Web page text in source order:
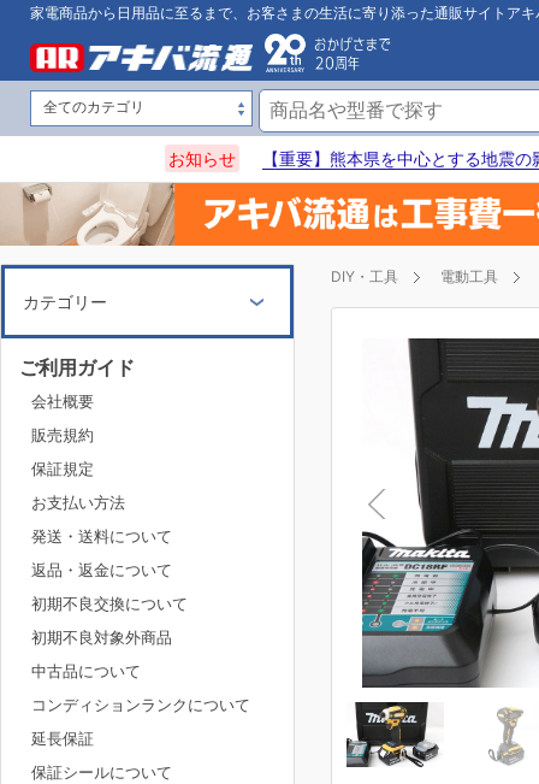
家電商品から日用品に至るまで、お客さまの生活に寄り添った通販サイトアキ
お知らせ 【重要】熊本県を中心とする地震
DIY・工具 電動工具
カテゴリー
ご利用ガイド
会社概要
販売規約
保証規定
お支払い方法
発送・送料について
返品・返金について
初期不良交換について
初期不良対象外商品
中古品について
コンディションランクについて
延長保証
保証シールについて